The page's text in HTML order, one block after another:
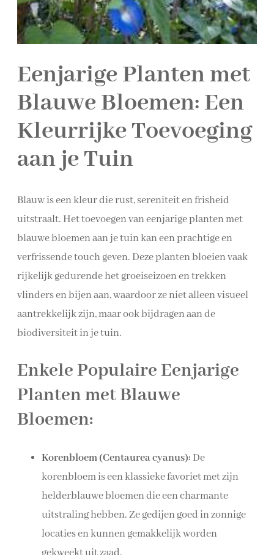
Eenjarige Planten met
Blauwe Bloemen: Een
Kleurrijke Toevoeging
aan je Tuin
Blauw is een kleur die rust, sereniteit en frisheid
uitstraalt. Het toevoegen van eenjarige planten met
blauwe bloemen aan je tuin kan een prachtige en
verfrissende touch geven. Deze planten bloeien vaak
rijkelijk gedurende het groeiseizoen en trekken
vlinders en bijen aan, waardoor ze niet alleen visueel
aantrekkelijk zijn, maar ook bijdragen aan de
biodiversiteit in je tuin.
Enkele Populaire Eenjarige
Planten met Blauwe
Bloemen:
Korenbloem (Centaurea cyanus): De
korenbloem is een klassieke favoriet met zijn
helderblauwe bloemen die een charmante
uitstraling hebben. Ze gedijen goed in zonnige
locaties en kunnen gemakkelijk worden